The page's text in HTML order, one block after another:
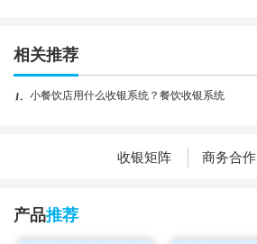
相关推荐
小餐饮店用什么收银系统？餐饮收银系统
收银矩阵 商务合作
产品推荐